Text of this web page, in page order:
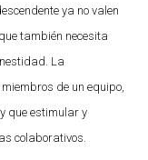
ya no valen
también necesita
La
de un equipo,
que estimular y
colaborativos.